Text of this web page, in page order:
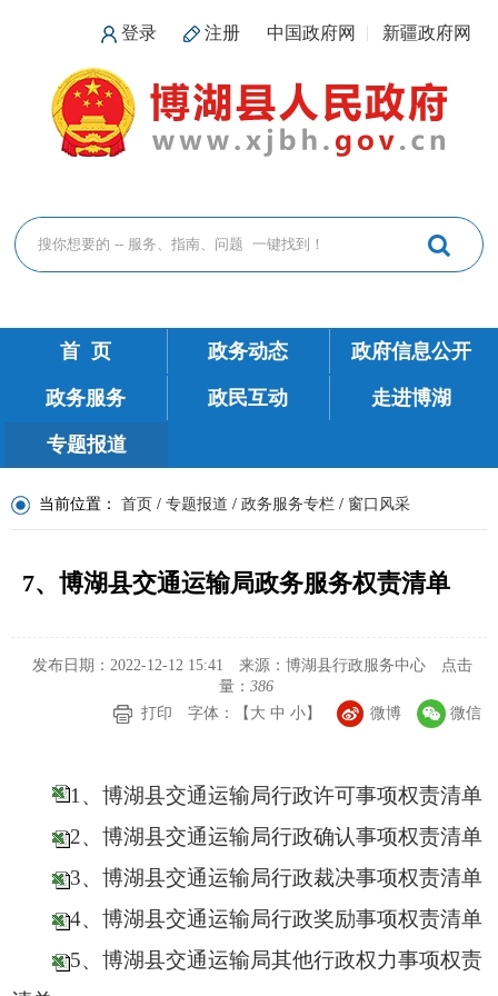
登录 注册 中国政府网 新疆政府网
首 页 政务动态 政府信息公开
政务服务 政民互动 走进博湖
专题报道
当前位置： 首页 / 专题报道 / 政务服务专栏 / 窗口风采
7、博湖县交通运输局政务服务权责清单
发布日期：2022-12-12 15:41 来源：博湖县行政服务中心
点击
量： 386
打印
字体：【 大 中 小】 微博 微信
1、博湖县交通运输局行政许可事项权责清单
2、博湖县交通运输局行政确认事项权责清单
3、博湖县交通运输局行政裁决事项权责清单
4、博湖县交通运输局行政奖励事项权责清单
5、博湖县交通运输局其他行政权力事项权责